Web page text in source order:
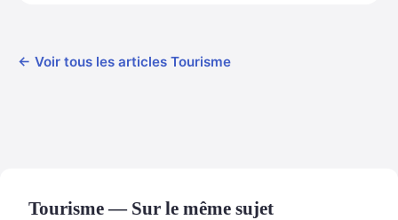
← Voir tous les articles Tourisme
Tourisme — Sur le même sujet